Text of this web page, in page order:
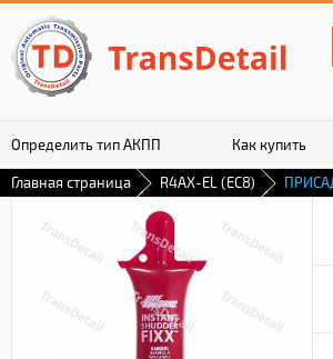
Определить тип АКПП Как купить
Гарантия
Главная страница R4AX-EL (EC8)